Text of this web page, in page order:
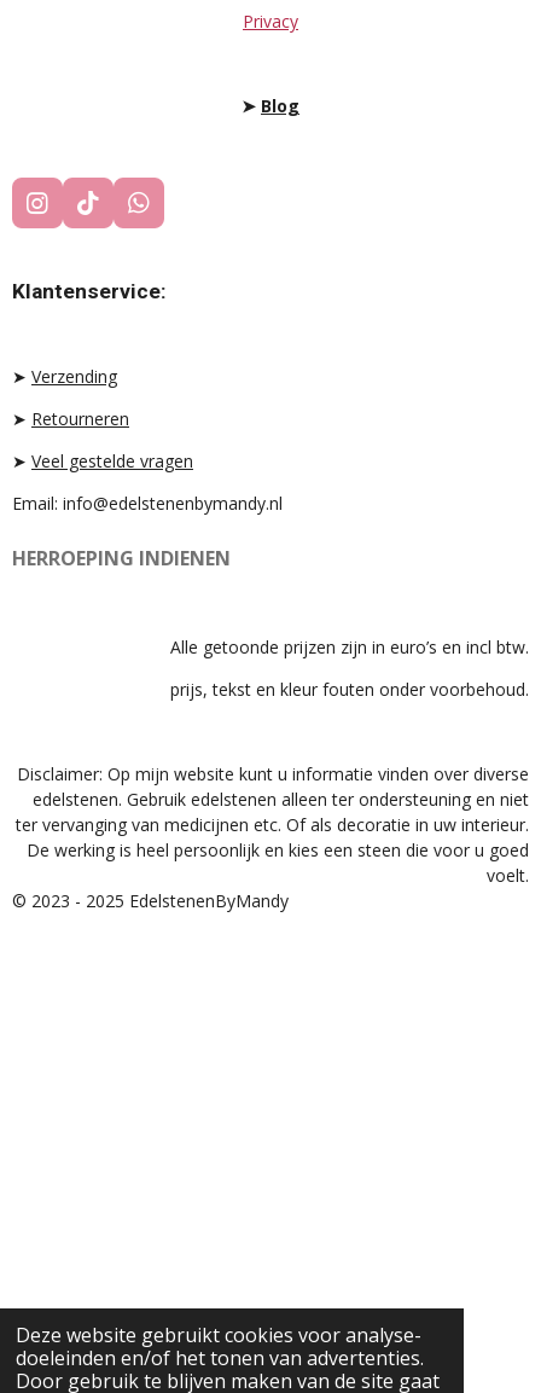
Deze website gebruikt cookies voor analyse-
doeleinden en/of het tonen van advertenties.
Door gebruik te blijven maken van de site gaat
Privacy
➤ Blog
I
N
T
A
A
T
I
T
O
W
H
T
S
Klantenservice:
➤ Verzending
➤ Retourneren
➤ Veel gestelde vragen
Email: info@edelstenenbymandy.nl
HERROEPING INDIENEN
Alle getoonde prijzen zijn in euro’s en incl btw.
prijs, tekst en kleur fouten onder voorbehoud.
Disclaimer: Op mijn website kunt u informatie vinden over diverse
edelstenen. Gebruik edelstenen alleen ter ondersteuning en niet
ter vervanging van medicijnen etc. Of als decoratie in uw interieur.
De werking is heel persoonlijk en kies een steen die voor u goed
voelt.
© 2023 - 2025 EdelstenenByMandy